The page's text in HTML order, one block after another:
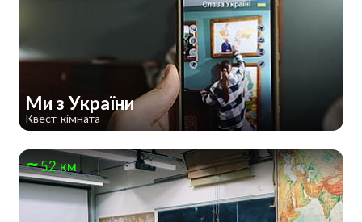
Ми з України
Квест-кімната
52 км